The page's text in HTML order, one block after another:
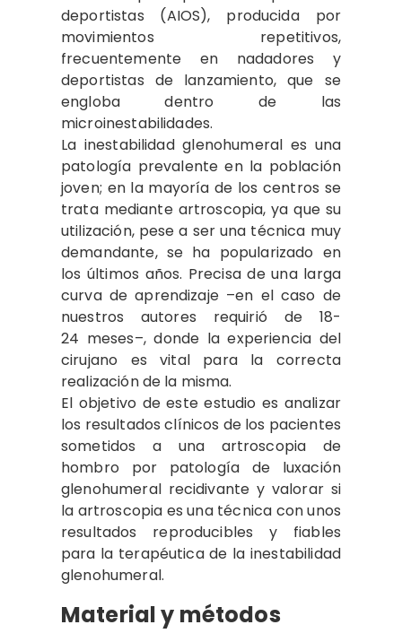
deportistas (AIOS), producida por
movimientos repetitivos,
frecuentemente en nadadores y
deportistas de lanzamiento, que se
engloba dentro de las
microinestabilidades.
La inestabilidad glenohumeral es una
patología prevalente en la población
joven; en la mayoría de los centros se
trata mediante artroscopia, ya que su
utilización, pese a ser una técnica muy
demandante, se ha popularizado en
los últimos años. Precisa de una larga
curva de aprendizaje –en el caso de
nuestros autores requirió de 18-
24 meses–, donde la experiencia del
cirujano es vital para la correcta
realización de la misma.
El objetivo de este estudio es analizar
los resultados clínicos de los pacientes
sometidos a una artroscopia de
hombro por patología de luxación
glenohumeral recidivante y valorar si
la artroscopia es una técnica con unos
resultados reproducibles y fiables
para la terapéutica de la inestabilidad
glenohumeral.
Material y métodos